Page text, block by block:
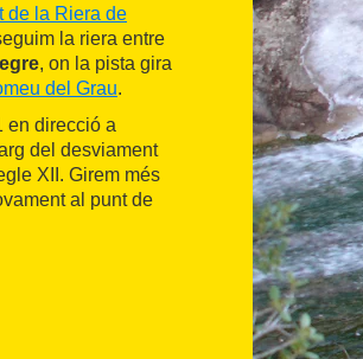
de la Riera de
la riera entre
, on la pista gira
del Grau.
en direcció a
del desviament
XII. Girem més
al punt de